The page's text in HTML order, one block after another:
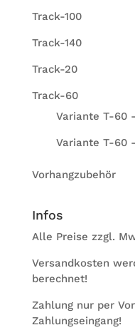
Track-100
Track-140
Track-20
Track-60
Variante T-60
Variante T-60
Vorhangzubehör
Infos
Alle Preise zzgl.
Ver­sand­kos­ten
berechnet!
Zah­lung nur per
Zahlungseingang!